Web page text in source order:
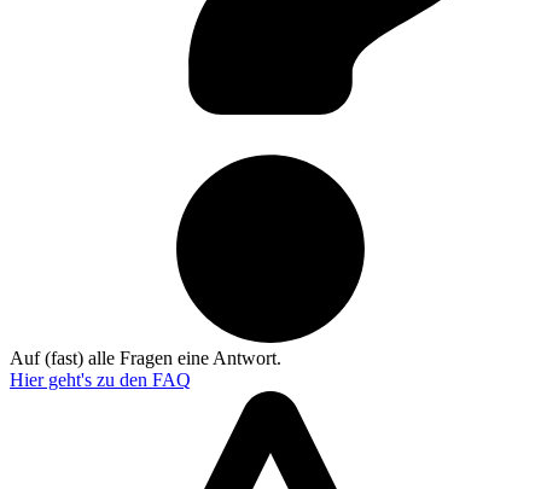
Auf (fast) alle Fragen eine Antwort.
Hier geht's zu den FAQ